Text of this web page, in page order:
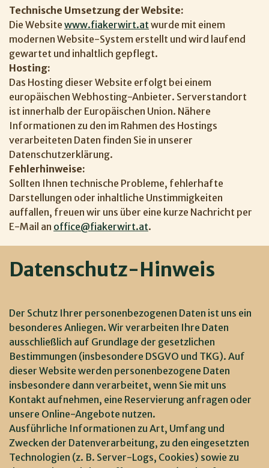
Technische Umsetzung der Website:
Die Website www.fiakerwirt.at wurde mit einem
modernen Website-System erstellt und wird laufend
gewartet und inhaltlich gepflegt.
Hosting:
Das Hosting dieser Website erfolgt bei einem
europäischen Webhosting-Anbieter. Serverstandort
ist innerhalb der Europäischen Union. Nähere
Informationen zu den im Rahmen des Hostings
verarbeiteten Daten finden Sie in unserer
Datenschutzerklärung.
Fehlerhinweise:
Sollten Ihnen technische Probleme, fehlerhafte
Darstellungen oder inhaltliche Unstimmigkeiten
auffallen, freuen wir uns über eine kurze Nachricht per
E-Mail an office@fiakerwirt.at.
Datenschutz-Hinweis
Der Schutz Ihrer personenbezogenen Daten ist uns ein
besonderes Anliegen. Wir verarbeiten Ihre Daten
ausschließlich auf Grundlage der gesetzlichen
Bestimmungen (insbesondere DSGVO und TKG). Auf
dieser Website werden personenbezogene Daten
insbesondere dann verarbeitet, wenn Sie mit uns
Kontakt aufnehmen, eine Reservierung anfragen oder
unsere Online-Angebote nutzen.
Ausführliche Informationen zu Art, Umfang und
Zwecken der Datenverarbeitung, zu den eingesetzten
Technologien (z. B. Server-Logs, Cookies) sowie zu